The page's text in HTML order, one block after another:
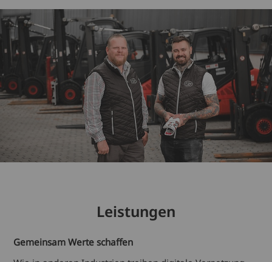
Leistungen
Gemeinsam Werte schaffen